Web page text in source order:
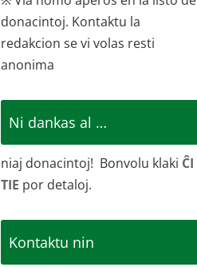
donacintoj. Kontaktu la
redakcion se vi volas resti
anonima
Ni dankas al …
niaj donacintoj! Bonvolu klaki ĈI
TIE por detaloj.
Kontaktu nin